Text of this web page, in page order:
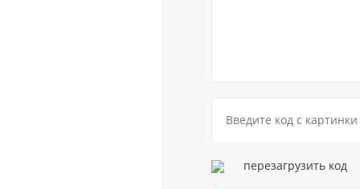
перезагрузить код